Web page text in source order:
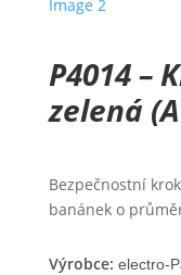
P4014 –
zelená
Bezpečnostní
banánek o
Výrobce: electro-